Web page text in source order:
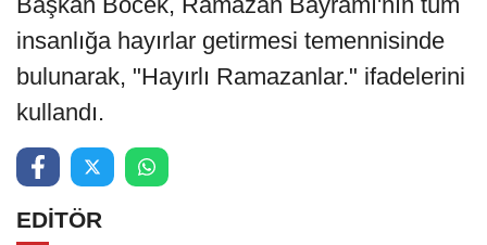
insanlığa hayırlar getirmesi temennisinde
bulunarak, "Hayırlı Ramazanlar." ifadelerini
kullandı.
EDİTÖR